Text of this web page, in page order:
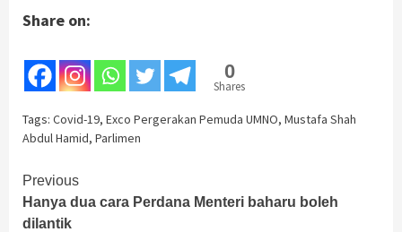
Share on:
0
Shares
Tags: Covid-19, Exco Pergerakan Pemuda UMNO, Mustafa Shah
Abdul Hamid, Parlimen
Continue
Reading
Previous
Hanya dua cara Perdana Menteri baharu boleh
dilantik